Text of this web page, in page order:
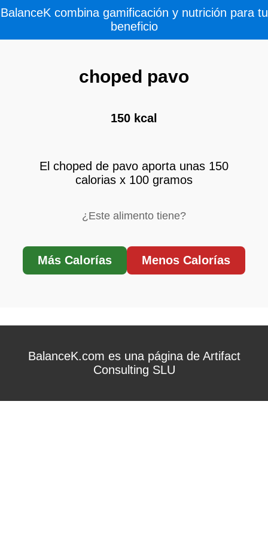
BalanceK combina gamificación y nutrición para tu
beneficio
choped pavo
150 kcal
El choped de pavo aporta unas 150
calorias x 100 gramos
¿Este alimento tiene?
Más Calorías Menos Calorías
BalanceK.com es una página de Artifact
Consulting SLU